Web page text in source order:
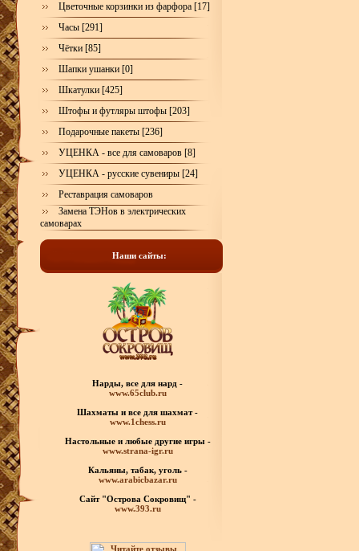
Цветочные корзинки из фарфора [17]
Часы [291]
Чётки [85]
Шапки ушанки [0]
Шкатулки [425]
Штофы и футляры штофы [203]
Подарочные пакеты [236]
УЦЕНКА - все для самоваров [8]
УЦЕНКА - русские сувениры [24]
Реставрация самоваров
Замена ТЭНов в электрических
самоварах
Наши сайты:
Нарды, все для нард -
www.65club.ru
Шахматы и все для шахмат -
www.1chess.ru
Настольные и любые другие игры -
www.strana-igr.ru
Кальяны, табак, уголь -
www.arabicbazar.ru
Сайт "Острова Сокровищ" -
www.393.ru